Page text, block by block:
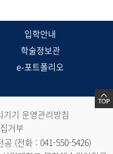
입학안내
학술정보관
e-포트폴리오
기기 운영관리방침
거부
공 (전화 : 041-550-5426)